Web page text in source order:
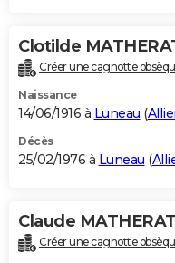
Clotilde
Créer une cagnotte
Naissance
14/06/1916 à Luneau (
Décès
25/02/1976 à Luneau (
Claude MATHERAT
Créer une cagnotte